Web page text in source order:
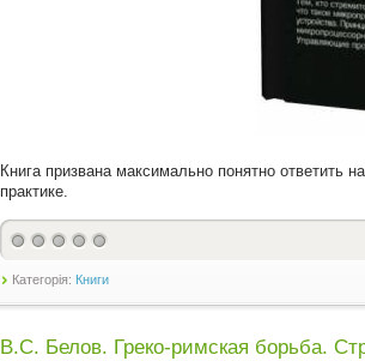
Книга призвана максимально понятно ответить
практике.
Категорія: Книги
В.С. Белов. Греко-римская борьба.